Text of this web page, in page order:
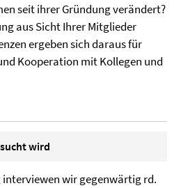
seit ihrer Gründung verändert?
aus Sicht Ihrer Mitglieder
ergeben sich daraus für
Kooperation mit Kollegen und
wird
interviewen wir gegenwärtig rd.